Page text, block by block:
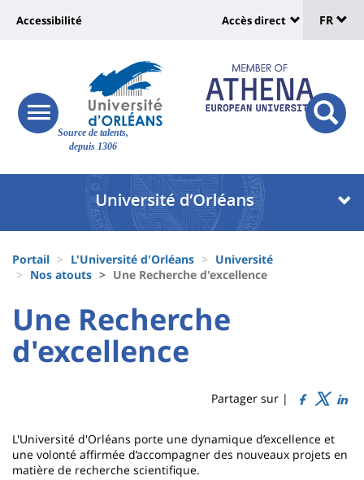
Site
Source de talents,
depuis 1306
Université
Recherche
responsive
menu
button
Université
vers
page
accessibilité
Accessibilité
:
Shortcut
links
Accès direct
de
FR
Université
Block
liste
composantes
d'Ariane
Portail L'Université d'Orléans
Université
Nos atouts
Une Recherche d'excellence
University
:
Sidebar
University
:
Main
Titre
Une Recherche
d'excellence
Partager sur |
Contenu
de
L'Université d'Orléans porte une dynamique d’excellence et
une volonté affirmée d’accompagner des nouveaux projets en
matière de recherche scientifique.